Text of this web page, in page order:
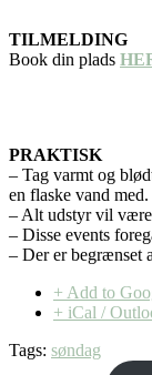
TILMELDING
Book din plads
PRAKTISK
– Tag varmt og
en flaske vand med.
– Alt udstyr vil
– Disse events
– Der er begrænset
+ Add to
+ iCal /
Tags: søndag